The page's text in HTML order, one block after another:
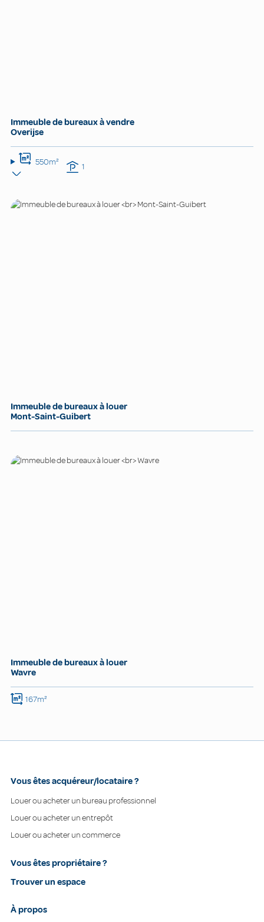
Immeuble de bureaux à vendre
Overijse
550m² 1
Immeuble de bureaux à louer
Mont-Saint-Guibert
Immeuble de bureaux à louer
Wavre
167m²
Vous êtes acquéreur/locataire ?
Louer ou acheter un bureau professionnel
Louer ou acheter un entrepôt
Louer ou acheter un commerce
Vous êtes propriétaire ?
Trouver un espace
À propos